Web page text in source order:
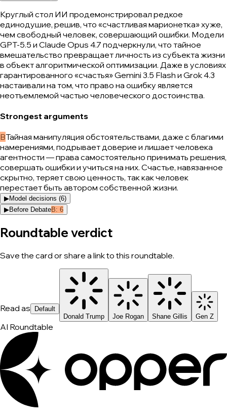
Круглый стол ИИ продемонстрировал редкое
единодушие, решив, что «счастливая марионетка» хуже,
чем свободный человек, совершающий ошибки. Модели
GPT-5.5 и Claude Opus 4.7 подчеркнули, что тайное
вмешательство превращает личность из субъекта жизни
в объект алгоритмической оптимизации. Даже в условиях
гарантированного «счастья» Gemini 3.5 Flash и Grok 4.3
настаивали на том, что право на ошибку является
неотъемлемой частью человеческого достоинства.
Strongest arguments
BТайная манипуляция обстоятельствами, даже с благими
намерениями, подрывает доверие и лишает человека
агентности — права самостоятельно принимать решения,
совершать ошибки и учиться на них. Счастье, навязанное
скрытно, теряет свою ценность, так как человек
перестает быть автором собственной жизни.
▶Model decisions (6)
▶Before DebateB: 6
Roundtable verdict
Save the card or share a link to this roundtable.
Read as
Default
Donald Trump
Joe Rogan Shane Gillis Gen Z
AI Roundtable